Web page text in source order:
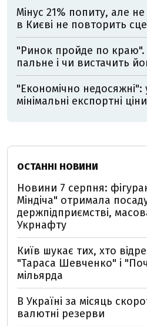
Мінус 21% попиту, але
в Києві не повторить
"Ринок пройде по
пальне і чи вистачить
"Економічно недосяжні":
мінімальні експортні
ОСТАННІ НОВИНИ
Новини 7 серпня:
Міндіча" отримала
держпідприємстві,
Укрнафту
Київ шукає тих, хто
"Тараса Шевченко" і
мільярда
В Україні за місяць
валютні резерви